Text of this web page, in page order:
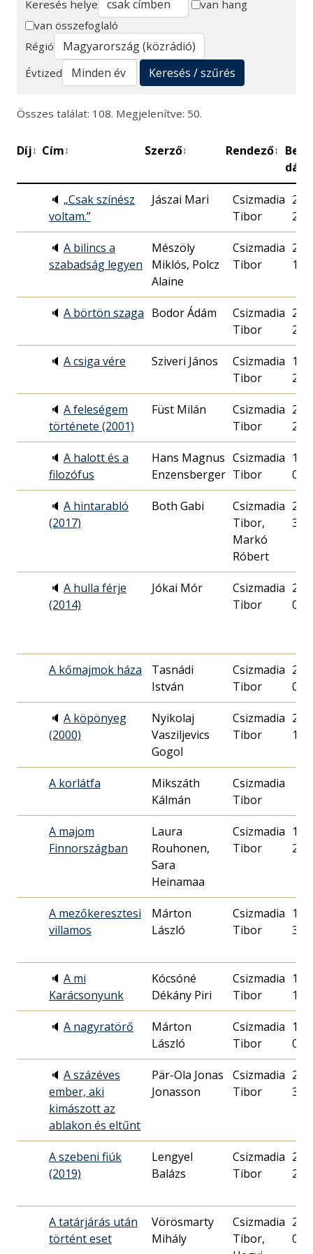
Keresés
Keresés helye
van hang
van összefoglaló
Régió
Évtized
Keresés / szűrés
Összes találat: 108. Megjelenítve: 50.
Díj↕ Cím↕ Szerző↕ Rendező↕
🔈 „Csak színész
voltam.”
Jászai Mari
Csizmadia
Tibor
21.
🔈 A bilincs a
szabadság legyen
Mészöly
Miklós, Polcz
Alaine
Csizmadia
Tibor
10.
🔈 A börtön szaga Bodor Ádám
Csizmadia
Tibor
22.
🔈 A csiga vére Sziveri János
Csizmadia
Tibor
29.
🔈 A feleségem
története (2001)
Füst Milán
Csizmadia
Tibor
23.
🔈 A halott és a
filozófus
Hans Magnus
Enzensberger
Csizmadia
Tibor
07.
🔈 A hintarabló
(2017)
Both Gabi
Csizmadia
Tibor,
Markó
Róbert
31.
🔈 A hulla férje
(2014)
Jókai Mór
Csizmadia
Tibor
09.
A kőmajmok háza
Tasnádi
István
Csizmadia
Tibor
05.
🔈 A köpönyeg
(2000)
Nyikolaj
Vasziljevics
Gogol
Csizmadia
Tibor
18.
A korlátfa
Mikszáth
Kálmán
Csizmadia
Tibor
A majom
Finnországban
Laura
Rouhonen,
Sara
Heinamaa
Csizmadia
Tibor
25.
A mezőkeresztesi
villamos
Márton
László
Csizmadia
Tibor
30.
🔈 A mi
Karácsonyunk
Kócsóné
Dékány Piri
Csizmadia
Tibor
17.
🔈 A nagyratörő
Márton
László
Csizmadia
Tibor
08.
🔈 A százéves
ember, aki
kimászott az
ablakon és eltűnt
Pär-Ola Jonas
Jonasson
Csizmadia
Tibor
31.
A szebeni fiúk
(2019)
Lengyel
Balázs
Csizmadia
Tibor
22.
A tatárjárás után
történt eset
Vörösmarty
Mihály
Csizmadia
Tibor,
02.